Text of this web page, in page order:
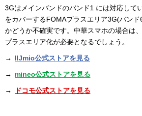
3Gはメインバンドのバンド1 には対応して
をカバーするFOMAプラスエリア3G(バン
かどうか不確実です。中華スマホの場合は
プラスエリア化が必要となるでしょう。
→ IIJmio公式ストアを見る
→ mineo公式ストアを見る
→ ドコモ公式ストアを見る